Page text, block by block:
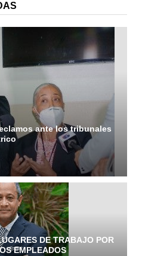
ante los tribunales
DE TRABAJO POR
EMPLEADOS